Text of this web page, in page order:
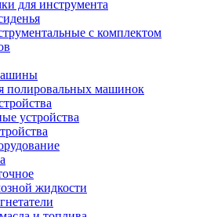
для инструмента
с комплектом
полировальных машинок
устройства
жидкости